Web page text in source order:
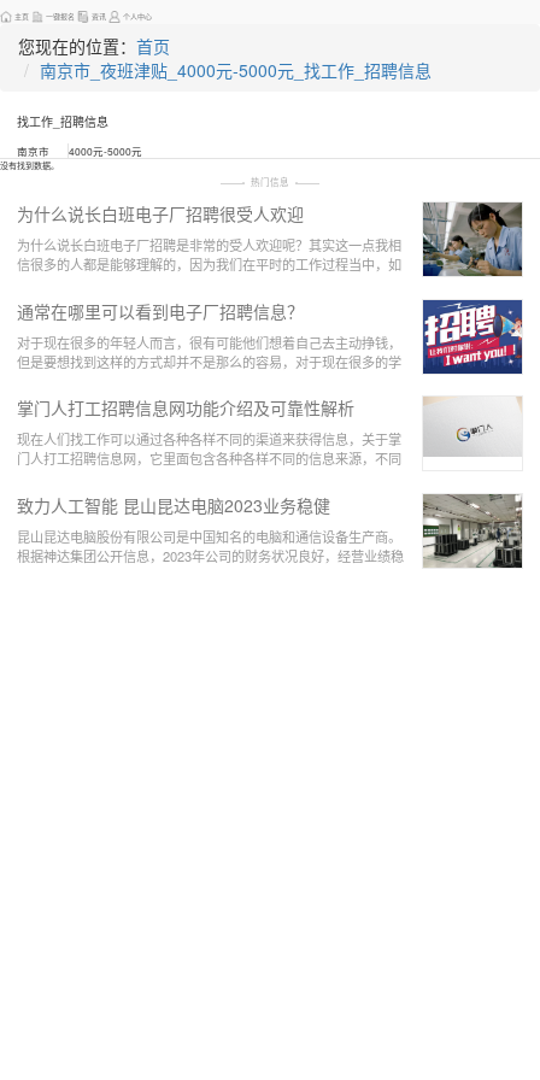
主页 一键报名 资讯 个人中心
您现在的位置： 首页
南京市_夜班津贴_4000元-5000元_找工作_招聘信息
找工作_招聘信息
南京市 4000元-5000元
没有找到数据。
热门信息
为什么说长白班电子厂招聘很受人欢迎
为什么说长白班电子厂招聘是非常的受人欢迎呢？其实这一点我相
信很多的人都是能够理解的，因为我们在平时的工作过程当中，如
通常在哪里可以看到电子厂招聘信息？
对于现在很多的年轻人而言，很有可能他们想着自己去主动挣钱，
但是要想找到这样的方式却并不是那么的容易，对于现在很多的学
掌门人打工招聘信息网功能介绍及可靠性解析
现在人们找工作可以通过各种各样不同的渠道来获得信息，关于掌
门人打工招聘信息网，它里面包含各种各样不同的信息来源，不同
致力人工智能 昆山昆达电脑2023业务稳健
昆山昆达电脑股份有限公司是中国知名的电脑和通信设备生产商。
根据神达集团公开信息，2023年公司的财务状况良好，经营业绩稳